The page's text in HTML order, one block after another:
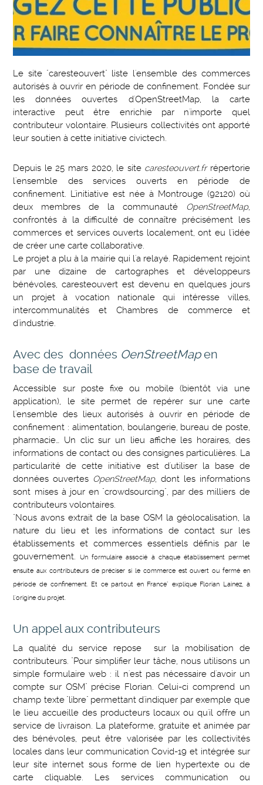
Le site "caresteouvert" liste l'ensemble des commerces
autorisés à ouvrir en période de confinement. Fondée sur
les données ouvertes d'OpenStreetMap, la carte
interactive peut être enrichie par n'importe quel
contributeur volontaire. Plusieurs collectivités ont apporté
leur soutien à cette initiative civictech.
Depuis le 25 mars 2020, le site caresteouvert.frrépertorie
l'ensemble des services ouverts en période de
confinement. L'initiative est née à Montrouge (92120) où
deux membres de la communauté OpenStreetMap,
confrontés à la difficulté de connaître précisément les
commerces et services ouverts localement, ont eu l'idée
de créer une carte collaborative.
Le projet a plu à la mairie qui l'a relayé. Rapidement rejoint
par une dizaine de cartographes et développeurs
bénévoles, caresteouvert est devenu en quelques jours
un projet à vocation nationale qui intéresse villes,
intercommunalités et Chambres de commerce et
d'industrie.
Avec des données OenStreetMapen
base de travail
Accessible sur poste fixe ou mobile (bientôt via une
application), le site permet de repérer sur une carte
l'ensemble des lieux autorisés à ouvrir en période de
confinement : alimentation, boulangerie, bureau de poste,
pharmacie… Un clic sur un lieu affiche les horaires, des
informations de contact ou des consignes particulières. La
particularité de cette initiative est d'utiliser la base de
données ouvertes OpenStreetMap, dont les informations
sont mises à jour en "crowdsourcing", par des milliers de
contributeurs volontaires.
"Nous avons extrait de la base OSM la géolocalisation, la
nature du lieu et les informations de contact sur les
établissements et commerces essentiels définis par le
gouvernement.Un formulaire associé à chaque établissement permet
ensuite aux contributeurs de préciser si le commerce est ouvert ou fermé en
période de confinement. Et ce partout en France" explique Florian Lainez, à
l'origine du projet.
Un appel aux contributeurs
La qualité du service repose sur la mobilisation de
contributeurs. "Pour simplifier leur tâche, nous utilisons un
simple formulaire web : il n'est pas nécessaire d'avoir un
compte sur OSM" précise Florian. Celui-ci comprend un
champ texte "libre" permettant d'indiquer par exemple que
le lieu accueille des producteurs locaux ou qu'il offre un
service de livraison. La plateforme, gratuite et animée par
des bénévoles, peut être valorisée par les collectivités
locales dans leur communication Covid-19 et intégrée sur
leur site internet sous forme de lien hypertexte ou de
carte cliquable. Les services communication ou